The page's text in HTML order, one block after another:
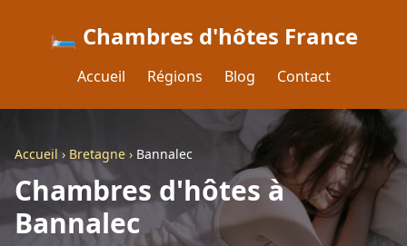
🛏️ Chambres d'hôtes France
Accueil Régions Blog Contact
Accueil › Bretagne › Bannalec
Chambres d'hôtes à
Bannalec